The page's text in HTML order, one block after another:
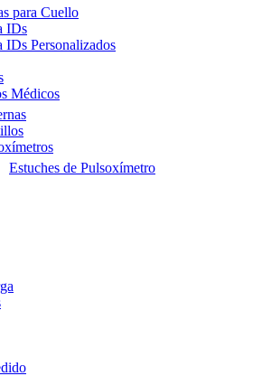
para Cuello
IDs
IDs Personalizados
Médicos
Estuches de Pulsoxímetro